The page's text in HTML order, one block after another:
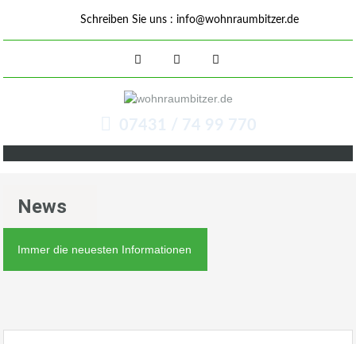
Schreiben Sie uns : info@wohnraumbitzer.de
07431 / 74 99 770
News
Immer die neuesten Informationen